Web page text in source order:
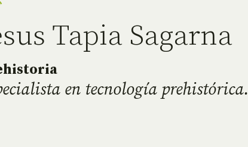
Tapia Sagarna
en tecnología prehistórica.